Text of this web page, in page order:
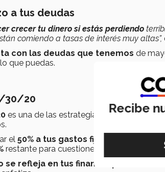
a tus deudas
crecer tu dinero si estás perdiendo
comiendo a tasas de interés muy altas”,
con las deudas que tenemos de
lo que puedas.
30/20
es una de las estrategias para el
el 50% a tus gastos fijos como
restante para cuestiones de
refleja en tus finanzas personales
Recibe